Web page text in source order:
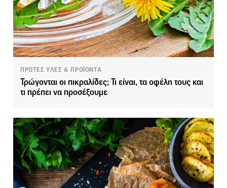
ΠΡΩΤΕΣ ΥΛΕΣ & ΠΡΟΪΟΝΤΑ
Τρώγονται οι πικραλίδες; Τι είναι, τα οφέλη τους και
τι πρέπει να προσέξουμε